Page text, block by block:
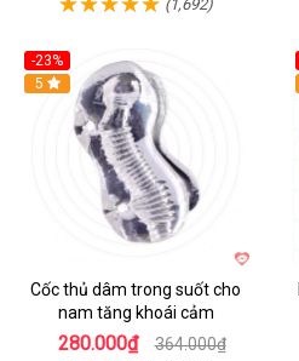
(1,692)
-23%
Hot
5
Cốc thủ dâm trong suốt cho
nam tăng khoái cảm
280.000₫ 364.000₫